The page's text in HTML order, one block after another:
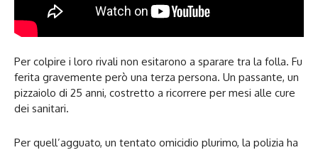
Per colpire i loro rivali non esitarono a sparare tra la folla. Fu
ferita gravemente però una terza persona. Un passante, un
pizzaiolo di 25 anni, costretto a ricorrere per mesi alle cure
dei sanitari.
Per quell’agguato, un tentato omicidio plurimo, la polizia ha